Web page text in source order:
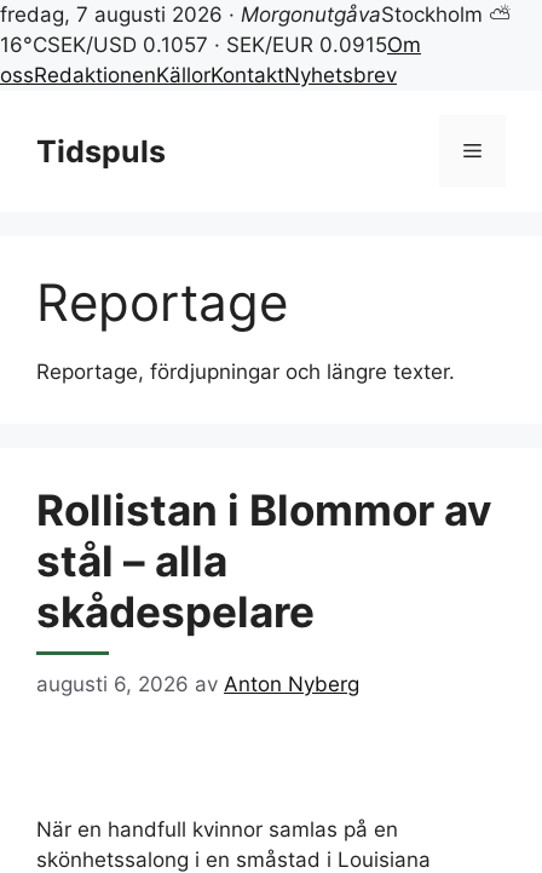
fredag, 7 augusti 2026 · MorgonutgåvaStockholm ⛅
16°CSEK/USD 0.1057 · SEK/EUR 0.0915Om
ossRedaktionenKällorKontaktNyhetsbrev
innehållTidspuls Meny
Reportage
Reportage, fördjupningar och längre texter.
Rollistan i Blommor av
stål – alla
skådespelare
augusti 6, 2026 av Anton Nyberg
När en handfull kvinnor samlas på en
skönhetssalong i en småstad i Louisiana